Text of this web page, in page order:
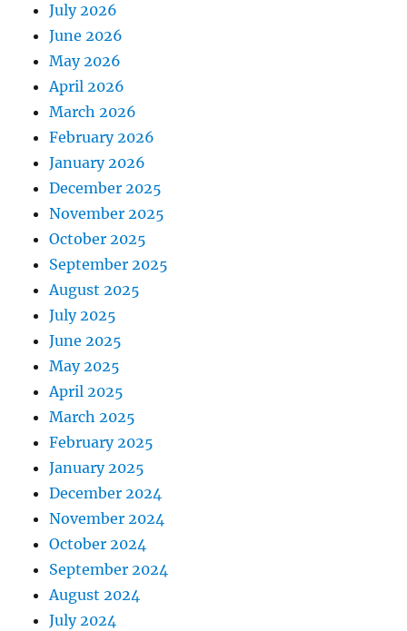
July 2026
June 2026
May 2026
April 2026
March 2026
February 2026
January 2026
December 2025
November 2025
October 2025
September 2025
August 2025
July 2025
June 2025
May 2025
April 2025
March 2025
February 2025
January 2025
December 2024
November 2024
October 2024
September 2024
August 2024
July 2024